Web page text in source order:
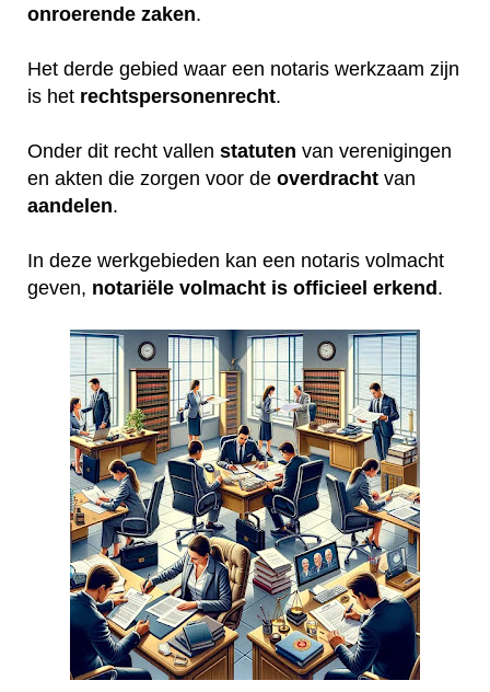
onroerende zaken.
Het derde gebied waar een notaris werkzaam zijn
is het rechtspersonenrecht.
Onder dit recht vallen statuten van verenigingen
en akten die zorgen voor de overdracht van
aandelen.
In deze werkgebieden kan een notaris volmacht
geven, notariële volmacht is officieel erkend .